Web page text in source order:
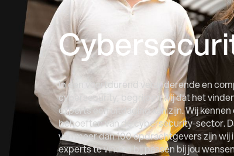
In een voortdurend veranderende en
cybersecurity, begrijpen wij dat het
experts een uitdaging kan zijn. Wij
behoeften van de cybersecurity-sector.
van meer dan 100 opdrachtgevers zijn
experts te vinden bij passen bij jou